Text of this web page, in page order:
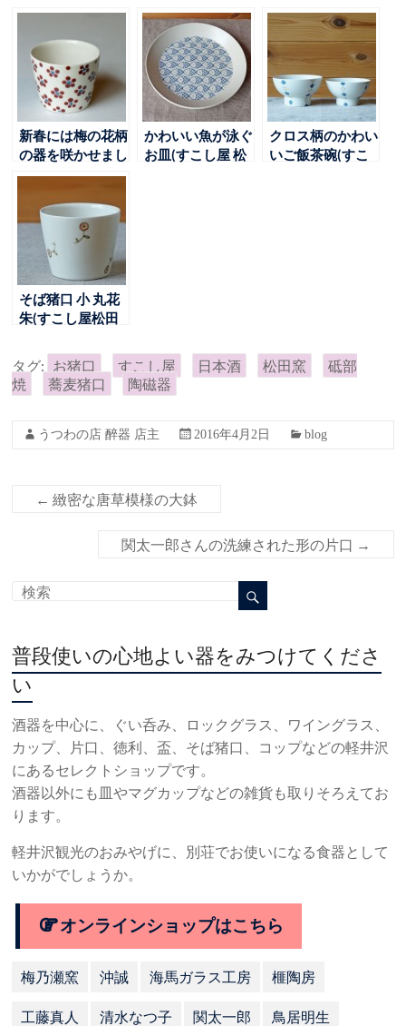
新春には梅の花柄
の器を咲かせまし
ょう
かわいい魚が泳ぐ
お皿(すこし屋 松
クロス柄のかわい
いご飯茶碗(すこ
そば猪口 小 丸花
朱(すこし屋松田
タグ: お猪口 すこし屋 日本酒 松田窯
砥部
焼
蕎麦猪口 陶磁器
うつわの店 醉器 店主 2016年4月2日 blog
← 緻密な唐草模様の大鉢
関太一郎さんの洗練された形の片口 →
普段使いの心地よい器をみつけてくださ
い
酒器を中心に、ぐい呑み、ロックグラス、ワイングラス、
カップ、片口、徳利、盃、そば猪口、コップなどの軽井沢
にあるセレクトショップです。
酒器以外にも皿やマグカップなどの雑貨も取りそろえてお
ります。
軽井沢観光のおみやげに、別荘でお使いになる食器として
いかがでしょうか。
オンラインショップはこちら
梅乃瀬窯 沖誠 海馬ガラス工房 榧陶房
工藤真人 清水なつ子 関太一郎 鳥居明生